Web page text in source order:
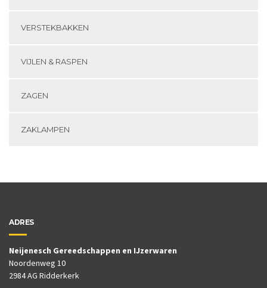
VERSTEKBAKKEN
VIJLEN & RASPEN
ZAGEN
ZAKLAMPEN
ADRES
Neijenesch Gereedschappen en IJzerwaren
Noordenweg 10
2984 AG Ridderkerk